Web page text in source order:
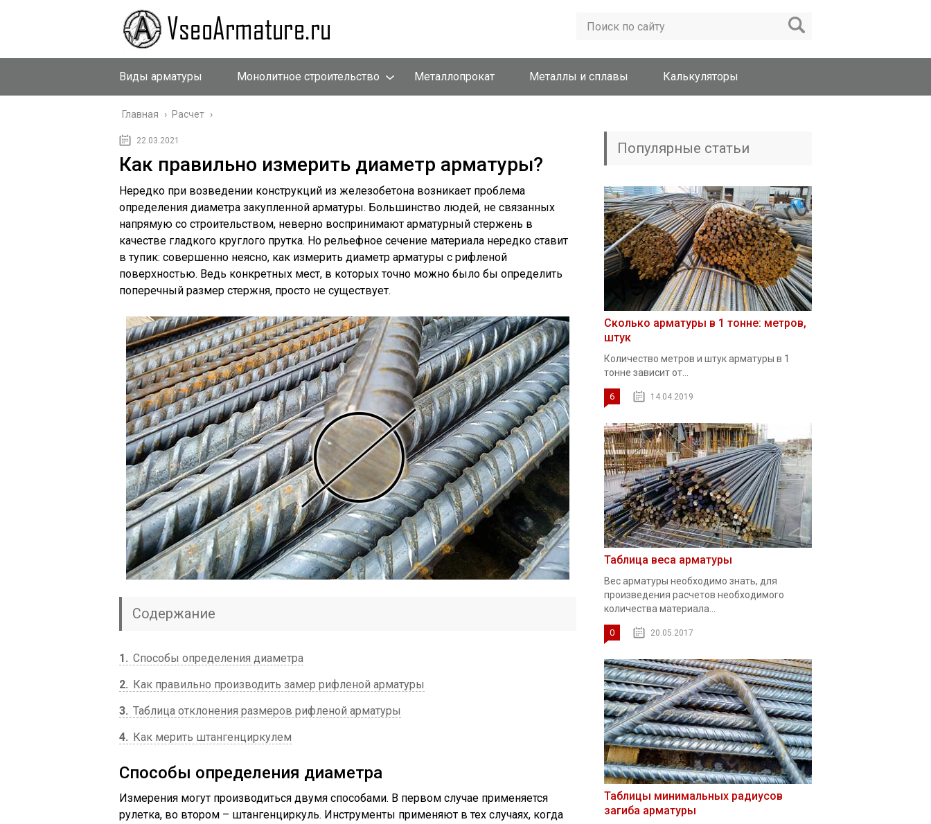
Виды арматуры Монолитное строительство Металлопрокат Металлы и сплавы Калькуляторы
Главная › Расчет ›
22.03.2021
Как правильно измерить диаметр арматуры?
Нередко при возведении конструкций из железобетона возникает проблема
определения диаметра закупленной арматуры. Большинство людей, не связанных
напрямую со строительством, неверно воспринимают арматурный стержень в
качестве гладкого круглого прутка. Но рельефное сечение материала нередко ставит
в тупик: совершенно неясно, как измерить диаметр арматуры с рифленой
поверхностью. Ведь конкретных мест, в которых точно можно было бы определить
поперечный размер стержня, просто не существует.
Содержание
1
Способы определения диаметра
2
Как правильно производить замер рифленой арматуры
3 Таблица отклонения размеров рифленой арматуры
4
Как мерить штангенциркулем
Способы определения диаметра
Измерения могут производиться двумя способами. В первом случае применяется
рулетка, во втором – штангенциркуль. Инструменты применяют в тех случаях, когда
Популярные статьи
Сколько арматуры в 1 тонне: метров,
штук
Количество метров и штук арматуры в 1
тонне зависит от...
6 14.04.2019
Таблица веса арматуры
Вес арматуры необходимо знать, для
произведения расчетов необходимого
количества материала...
0 20.05.2017
Таблицы минимальных радиусов
загиба арматуры